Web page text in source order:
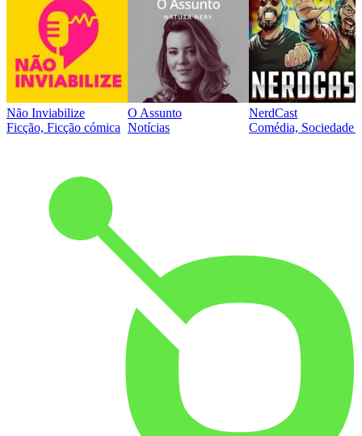
Não Inviabilize
Ficção, Ficção cómica
O Assunto
Notícias
NerdCast
Comédia, Sociedade